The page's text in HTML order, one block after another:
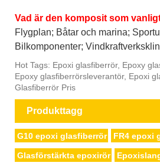
Vad är den komposit som
Flygplan; Båtar och marina;
Bilkomponenter;
Hot Tags: Epoxi glasfiberrör, Epoxy
Epoxy glasfiberrörsleverantör, Epoxi
Glasfiberrör Pris
Produkttagg
G10 epoxi glasfiberrör FR4 epoxi
Glasförstärkta epoxirör